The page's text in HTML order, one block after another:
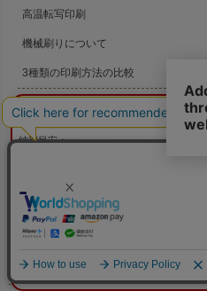
概算合計 ¥0
納期目安：—
印刷位置：選択してください
印刷色：—
印刷代：¥0
高温転写印刷
機械刷りについて
3種類の印刷方法の比較
データ作成ガイド
名入れ注文の流れ
無料サンプル提供